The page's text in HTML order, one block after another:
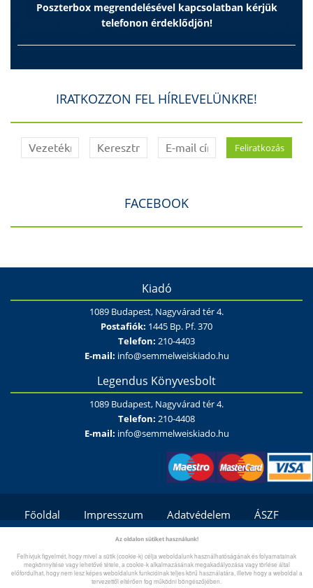
Az oldalon sütiket használunk!
Felhívjuk figyelmét, hogy mivel a sütik (cookie-k) célja weboldalunk használhatóságának és folyamatainak
megkönnyítése vagy lehetővé tétele, a cookie-k alkalmazásának megakadályozása vagy törlése által
előfordulhat, hogy nem lesz képes weboldalunk funkcióinak teljes körű használatára, illetve hogy a weboldal a
tervezettől eltérően fog működni böngészőjében.
Poszterbox megrendelésével kapcsolatban kérjük
telefonon érdeklődjön!
IRATKOZZON FEL HÍRLEVELÜNKRE!
FACEBOOK
Kiadó
1089 Budapest, Nagyvárad tér 4.
Postafiók: 1445 Bp. Pf. 370
Telefon: 210-4403
E-mail: info@semmelweiskiado.hu
Legendus Könyvesbolt
1089 Budapest, Nagyvárad tér 4.
Telefon: 210-4408
E-mail: info@semmelweiskiado.hu
Főoldal Impresszum Adatvédelem
ÁSZF
Fizetési és szállítási feltételek/módok
Gyík/Súgó